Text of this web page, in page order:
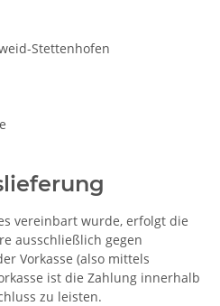
Stettenhofen
vereinbart wurde, erfolgt die
ausschließlich gegen
Vorkasse (also mittels
ist die Zahlung innerhalb
zu leisten.